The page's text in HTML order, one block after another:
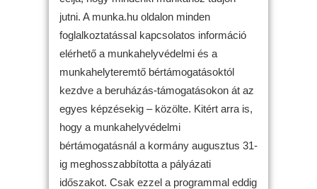
jutni. A munka.hu oldalon minden
foglalkoztatással kapcsolatos információ
elérhető a munkahelyvédelmi és a
munkahelyteremtő bértámogatásoktól
kezdve a beruházás-támogatásokon át az
egyes képzésekig – közölte. Kitért arra is,
hogy a munkahelyvédelmi
bértámogatásnál a kormány augusztus 31-
ig meghosszabbította a pályázati
időszakot. Csak ezzel a programmal eddig